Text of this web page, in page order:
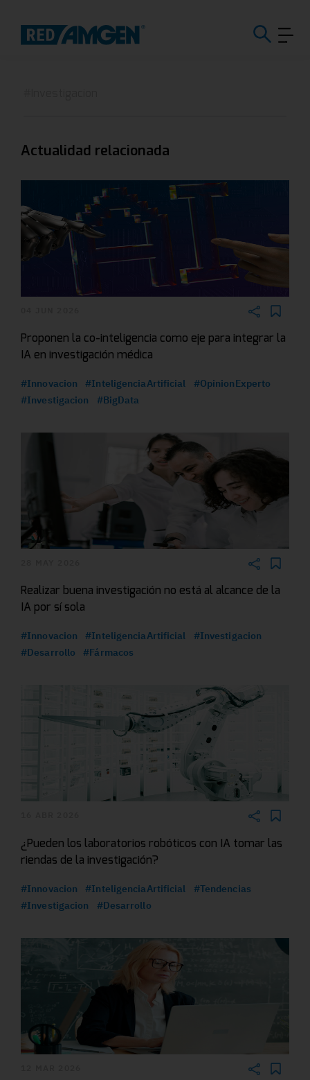
Actualidad relacionada
Proponen la co-inteligencia como eje para integrar la
IA en investigación médica
#Innovacion #InteligenciaArtificial
#OpinionExperto
#Investigacion
#BigData
Realizar buena investigación no está al alcance de la
IA por sí sola
#Innovacion #InteligenciaArtificial
#Investigacion
#Desarrollo
#Fármacos
¿Pueden los laboratorios robóticos con IA tomar las
riendas de la investigación?
#Innovacion #InteligenciaArtificial
#Tendencias
#Investigacion
#Desarrollo